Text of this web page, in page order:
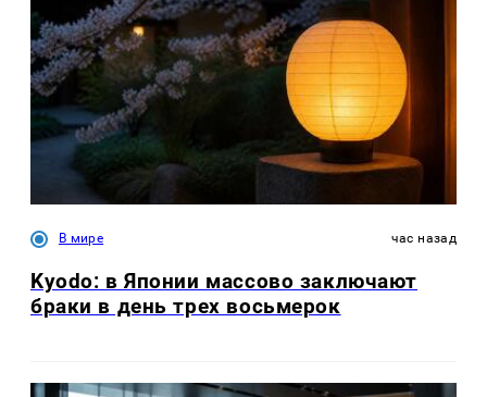
В мире час назад
Kyodo: в Японии массово заключают
браки в день трех восьмерок